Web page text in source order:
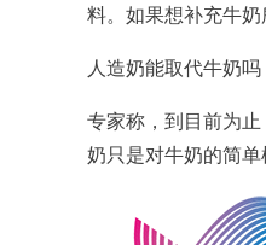
料。如果想补充牛奶
人造奶能取代牛奶吗
专家称，到目前为
奶只是对牛奶的简